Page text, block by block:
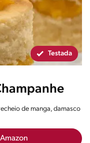
Testada
de manga, damasco